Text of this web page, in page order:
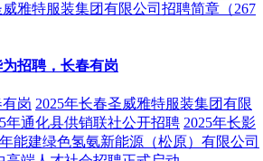
威雅特服装集团有限公司招聘简章（267
为招聘，长春有岗
岗 2025年长春圣威雅特服装集团有限
年通化县供销联社公开招聘 2025年长影
能建绿色氢氨新能源（松原）有限公司